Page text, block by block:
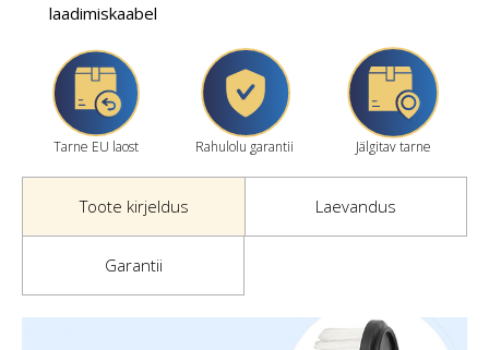
laadimiskaabel
Tarne EU laost Rahulolu garantii Jälgitav tarne
Toote kirjeldus Laevandus
Garantii